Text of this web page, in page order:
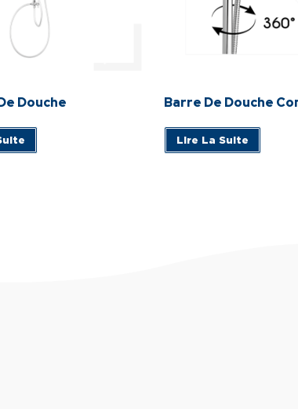
Douche Barre De Douche
Lire La Suite